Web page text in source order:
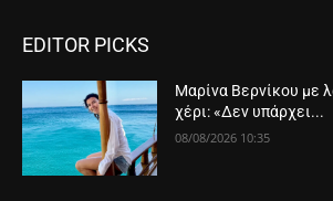
EDITOR PICKS
Μαρίνα Βερνίκου με
χέρι: «Δεν υπάρχει...
08/08/2026 10:35